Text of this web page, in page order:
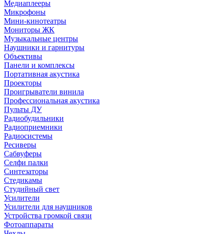
Медиаплееры
Микрофоны
Мини-кинотеатры
Мониторы ЖК
Музыкальные центры
Наушники и гарнитуры
Объективы
Панели и комплексы
Портативная акустика
Проекторы
Проигрыватели винила
Профессиональная акустика
Пульты ДУ
Радиобудильники
Радиоприемники
Радиосистемы
Ресиверы
Сабвуферы
Селфи палки
Синтезаторы
Стедикамы
Студийный свет
Усилители
Усилители для наушников
Устройства громкой связи
Фотоаппараты